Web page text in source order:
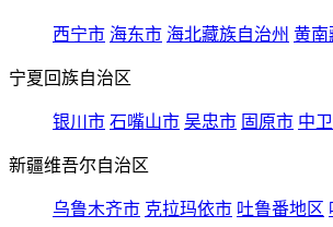
西宁市 海东市 海北藏族自治州 黄南
宁夏回族自治区
银川市 石嘴山市 吴忠市 固原市 中
新疆维吾尔自治区
乌鲁木齐市 克拉玛依市 吐鲁番地区